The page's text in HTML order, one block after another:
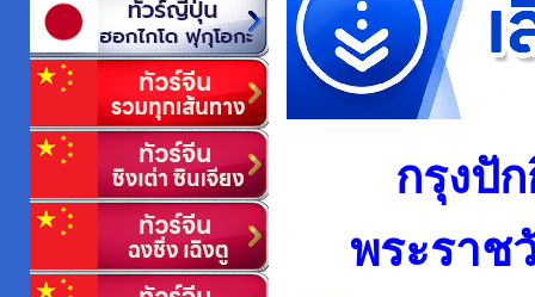
กรุงปั
พระราช